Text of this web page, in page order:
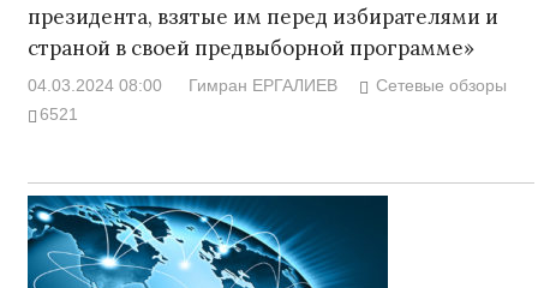
президента, взятые им перед избирателями и
страной в своей предвыборной программе»
04.03.2024 08:00 Гимран ЕРГАЛИЕВ
Сетевые обзоры
6521